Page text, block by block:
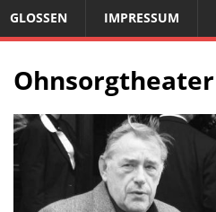
GLOSSEN IMPRESSUM
Ohnsorgtheater